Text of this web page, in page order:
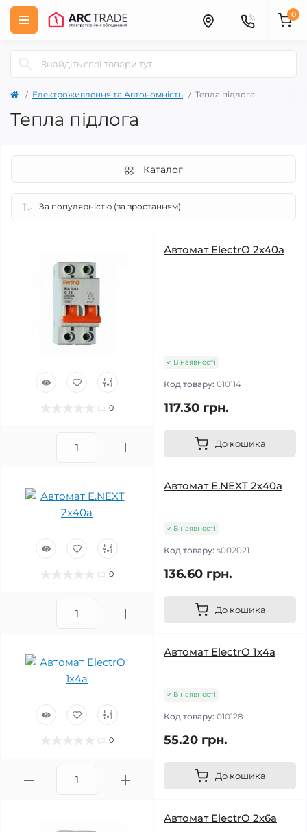
0
Електроживлення та Автономність Тепла підлога
Тепла підлога
Каталог
0
Автомат ElectrO 2х40а
В наявності
Код товару: 010114
117.30 грн.
До кошика
0
Автомат E.NEXT 2х40а
В наявності
Код товару: s002021
136.60 грн.
До кошика
0
Автомат ElectrO 1х4а
В наявності
Код товару: 010128
55.20 грн.
До кошика
Автомат ElectrO 2х6а